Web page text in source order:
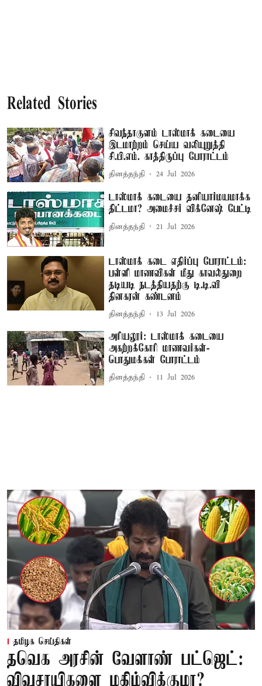
Related Stories
சிவந்தாகுளம் டாஸ்மாக் கடையை
இடமாற்றம் செய்ய வலியுறுத்தி
சி.பி.எம். காத்திருப்பு போராட்டம்
தினத்தந்தி 24 Jul 2026
டாஸ்மாக் கடையை தனியார்மயமாக்க
திட்டமா? அமைச்சர் விக்னேஷ் பேட்டி
தினத்தந்தி 21 Jul 2026
டாஸ்மாக் கடை எதிர்ப்பு போராட்டம்:
பள்ளி மாணவிகள் மீது காவல்துறை
தடியடி நடத்தியதற்கு டி.டி.வி
தினகரன் கண்டனம்
தினத்தந்தி 13 Jul 2026
அரியலூர்: டாஸ்மாக் கடையை
அகற்றக்கோரி மாணவர்கள்-
பொதுமக்கள் போராட்டம்
தினத்தந்தி 11 Jul 2026
தமிழக செய்திகள்
தவெக அரசின் வேளாண் பட்ஜெட்:
விவசாயிகளை மகிழ்விக்குமா?